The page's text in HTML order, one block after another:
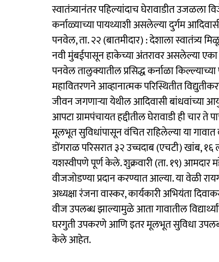
स्वातंत्र्यानंतर पहिल्यांदाच घेरावाडीत उजळला
कर्नाळ्याच्या पायथ्याशी असलेल्या दुर्गम
पनवेल, ता. २२ (बातमीदार) : देशाला
नवी मुंबईपासून हाकेच्या अंतरावर असलेल्या
पनवेल तालुक्यातील प्रसिद्ध कर्नाळा
महावितरणने आव्हानात्मक परिस्थितीत
जीवन जगणाऱ्या येथील आदिवासी बांधवांच्या
आपटा ग्रामपंचायत हद्दीतील घेरावाडी ही चार
मूलभूत सुविधांपासून वंचित राहिलेल्या या गावात
डोंगराळ परिसरात ३२ उच्चदाब (एचटी) खांब,
यशस्वीपणे पूर्ण केले. शुक्रवारी (ता. १९) आमदार
वीजजोडण्या प्रदान करण्यात आल्या. या वेळी
अध्यक्षा रंजना वास्कर, कार्यकारी अभियंता
वीज उपलब्ध झाल्यामुळे आता गावातील
घरगुती उपकरणे आणि इतर मूलभूत सुविधा
केले आहेत.